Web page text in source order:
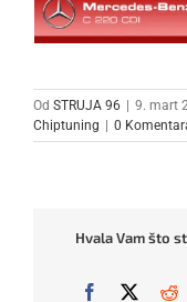
Od STRUJA 96 | 9. mart
Chiptuning | 0
Hvala Vam što
Facebook
X